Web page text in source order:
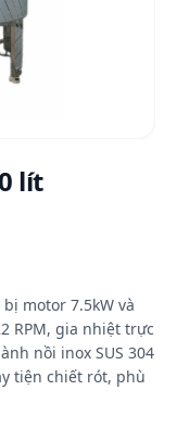
lít
motor 7.5kW và
RPM, gia nhiệt trực
nồi inox SUS 304
tiện chiết rót, phù